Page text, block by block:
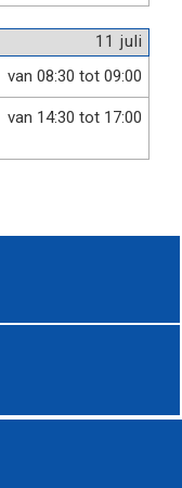
11 juli
van 08:30 tot 09:00
van 14:30 tot 17:00